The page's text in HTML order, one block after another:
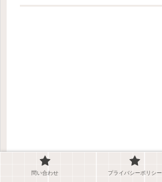
問い合わせ プライバシーポリシー